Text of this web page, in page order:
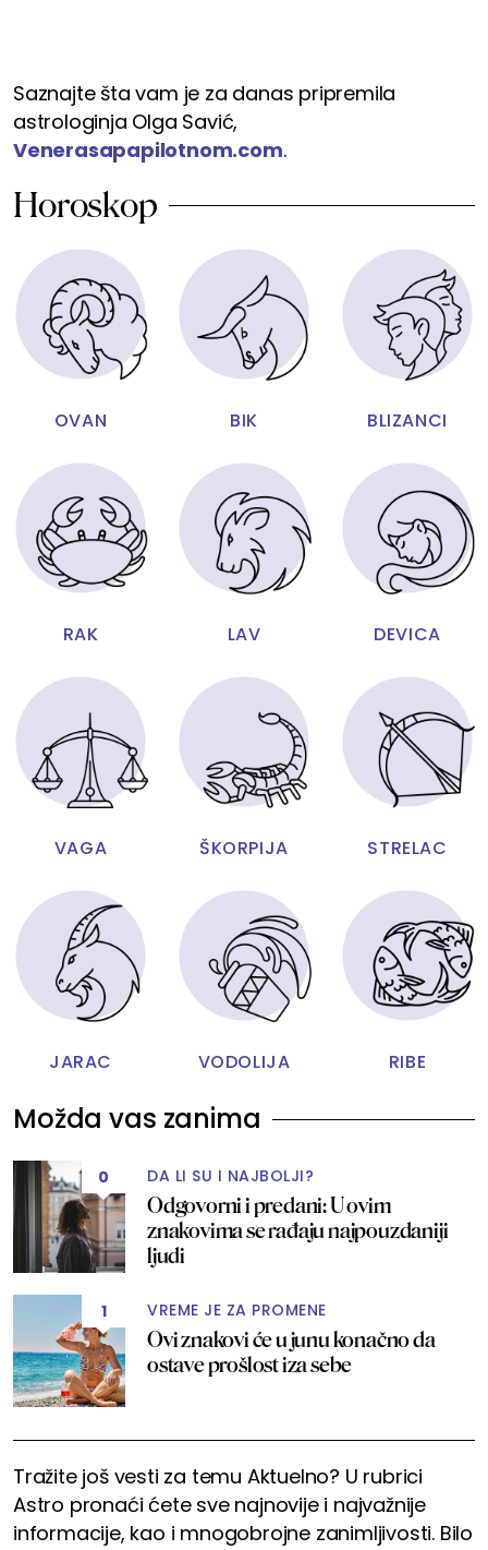
Saznajte šta vam je za danas pripremila
astrologinja Olga Savić,
Venerasapapilotnom.com.
Horoskop
OVAN BIK BLIZANCI
RAK LAV DEVICA
VAGA ŠKORPIJA STRELAC
JARAC VODOLIJA RIBE
Možda vas zanima
0 DA LI SU I NAJBOLJI?
Odgovorni i predani: U ovim
znakovima se rađaju najpouzdaniji
ljudi
1 VREME JE ZA PROMENE
Ovi znakovi će u junu konačno da
ostave prošlost iza sebe
Tražite još vesti za temu Aktuelno? U rubrici
Astro pronaći ćete sve najnovije i najvažnije
informacije, kao i mnogobrojne zanimljivosti. Bilo